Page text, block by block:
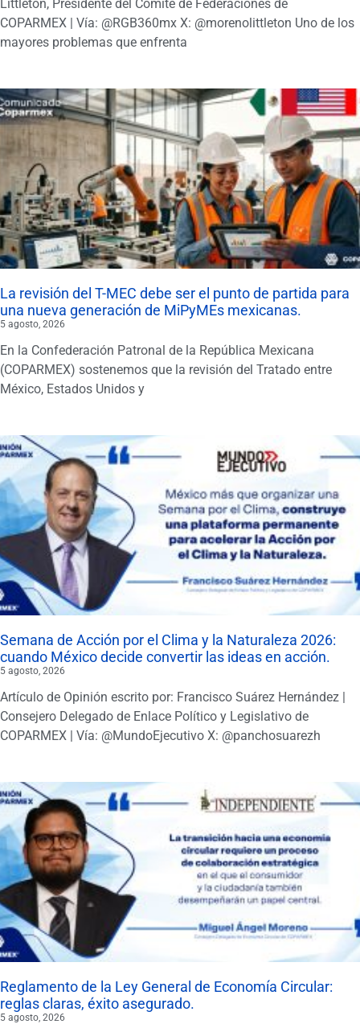
Littletón, Presidente del Comité de Federaciones de
COPARMEX | Vía: @RGB360mx X: @morenolittleton Uno de los
mayores problemas que enfrenta
La revisión del T-MEC debe ser el punto de partida para
una nueva generación de MiPyMEs mexicanas.
5 agosto, 2026
En la Confederación Patronal de la República Mexicana
(COPARMEX) sostenemos que la revisión del Tratado entre
México, Estados Unidos y
Semana de Acción por el Clima y la Naturaleza 2026:
cuando México decide convertir las ideas en acción.
5 agosto, 2026
Artículo de Opinión escrito por: Francisco Suárez Hernández |
Consejero Delegado de Enlace Político y Legislativo de
COPARMEX | Vía: @MundoEjecutivo X: @panchosuarezh
Reglamento de la Ley General de Economía Circular:
reglas claras, éxito asegurado.
5 agosto, 2026